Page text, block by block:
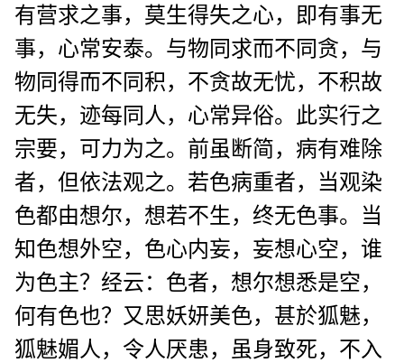
有营求之事，莫生得失之心，即有事无
事，心常安泰。与物同求而不同贪，与
物同得而不同积，不贪故无忧，不积故
无失，迹每同人，心常异俗。此实行之
宗要，可力为之。前虽断简，病有难除
者，但依法观之。若色病重者，当观染
色都由想尔，想若不生，终无色事。当
知色想外空，色心内妄，妄想心空，谁
为色主？经云：色者，想尔想悉是空，
何有色也？又思妖妍美色，甚於狐魅，
狐魅媚人，令人厌患，虽身致死，不入